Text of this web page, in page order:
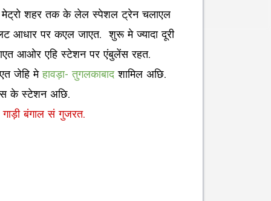
मेट्रो शहर तक के लेल स्पेशल ट्रेन चलाएल
आधार पर कएल जाएत. शुरू मे ज्यादा दूरी
आओर एहि स्टेशन पर एंबुलेंस रहत.
जेहि मेहावड़ा- तुगलकाबादशामिल अछि.
के स्टेशन अछि.
बंगाल सं गुजरत.